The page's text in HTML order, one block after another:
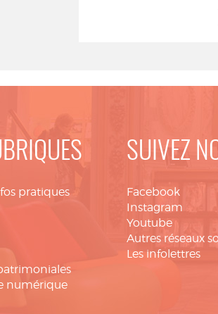
pratiques
numérique
SUIVEZ
Facebook
Instagram
Youtube
Autres réseaux
Les infolettres